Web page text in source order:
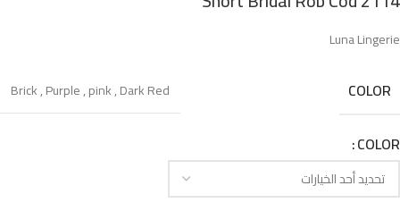
Luna Lingerie
COLOR
Brick,Purple,pink,Dark Red
COLOR